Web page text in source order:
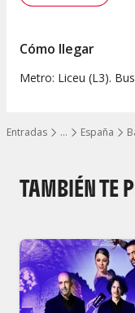
…
Mostrar todos
Entradas España
Cómo llegar
Metro: Liceu (L3).
TAMBIÉN TE